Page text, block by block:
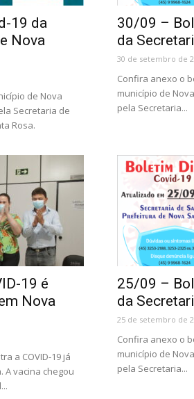
19 da
Nova
de Nova
Secretaria de
Rosa.
30/09 –
da
30 de setembro de
Confira anexo o
município de
pela Secretaria...
19 é
Nova
a COVID-19 já
A vacina chegou
25/09 –
da
25 de setembro de
Confira anexo o
município de
pela Secretaria...